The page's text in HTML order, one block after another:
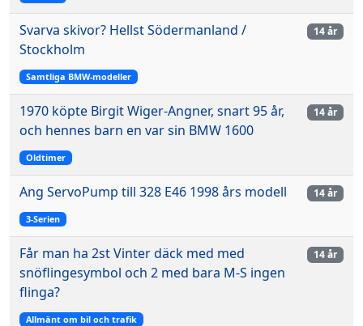
Svarva skivor? Hellst Södermanland /
Stockholm
Samtliga BMW-modeller
14 år
1970 köpte Birgit Wiger-Angner, snart 95 år,
och hennes barn en var sin BMW 1600
Oldtimer
14 år
Ang ServoPump till 328 E46 1998 års modell
3-Serien
14 år
Får man ha 2st Vinter däck med med
snöflingesymbol och 2 med bara M-S ingen
flinga?
Allmänt om bil och trafik
14 år